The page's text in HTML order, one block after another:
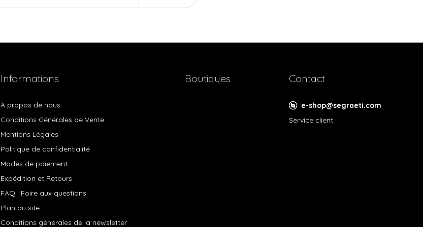
Informations
À propos de nous
Conditions Générales de Vente
Mentions Légales
Politique de confidentialité
Modes de paiement
Expédition et Retours
FAQ : Foire aux questions
Plan du site
Conditions générales de la newsletter
Boutiques Contact
e-shop@segraeti.com
Service client